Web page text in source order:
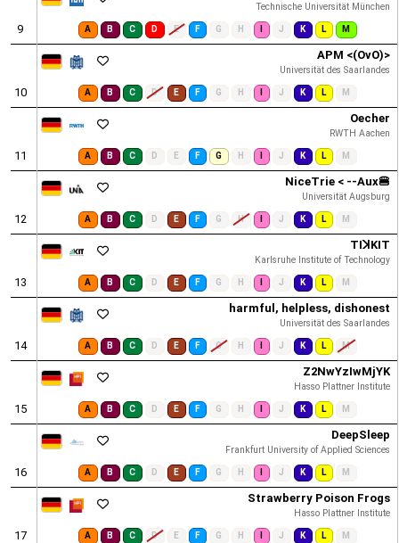
Technische Universität München
9 A B C D E F G H J K L M
APM <(OvO)>
Universität des Saarlandes
10 A B C D E F G H J K L M
Oecher
RWTH Aachen
11 A B C D E F G H J K L M
NiceTrie < --Aux🍔
Universität Augsburg
12 A B C D E F G H J K L M
TIꓘKIT
Karlsruhe Institute of Technology
13 A B C D E F G H J K L M
harmful, helpless, dishonest
Universität des Saarlandes
14 A B C D E F G H J K L M
Z2NwYzIwMjYK
Hasso Plattner Institute
15 A B C D E F G H J K L M
DeepSleep
Frankfurt University of Applied Sciences
16 A B C D E F G H J K L M
Strawberry Poison Frogs
Hasso Plattner Institute
17 A B C D E F G H J K L M